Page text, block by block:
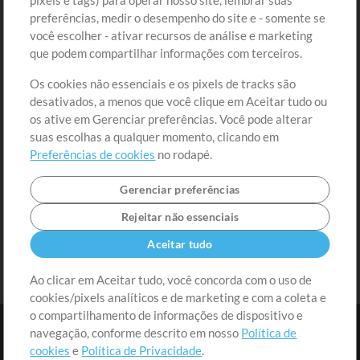
Conteúdo Grátis
Solicite uma Música
Extras
Sessões
Envie seu conteúdo
Playlist
MT Conference
Cadastre-se
Ir ao carrinho
preferências, medir o desempenho do site e - somente se
você escolher - ativar recursos de análise e marketing
que podem compartilhar informações com terceiros.
Os cookies não essenciais e os pixels de tracks são
desativados, a menos que você clique em Aceitar tudo ou
os ative em Gerenciar preferências. Você pode alterar
suas escolhas a qualquer momento, clicando em
Preferências de cookies no rodapé.
Gerenciar preferências
Rejeitar não essenciais
Aceitar tudo
Ao clicar em Aceitar tudo, você concorda com o uso de
cookies/pixels analíticos e de marketing e com a coleta e
o compartilhamento de informações de dispositivo e
navegação, conforme descrito em nosso Política de
cookies e Política de Privacidade.